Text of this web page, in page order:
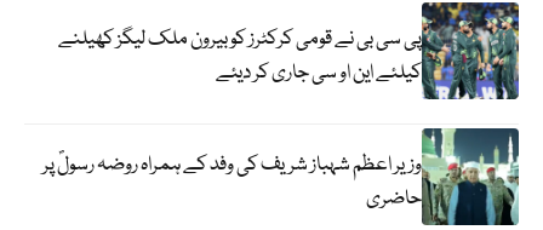
پی سی بی نے قومی کرکٹرز کو بیرون ملک لیگز کھیلنے
کیلئے این او سی جاری کر دیئے
وزیر اعظم شہباز شریف کی وفد کے ہمراہ روضہ رسولؐ پر
حاضری